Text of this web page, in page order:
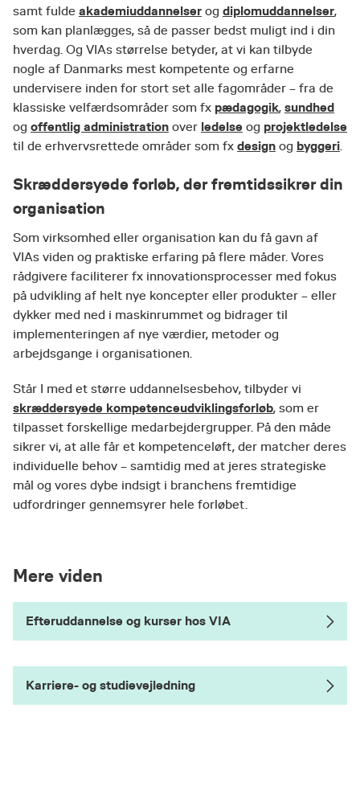
samt fulde akademiuddannelser og diplomuddannelser,
som kan planlægges, så de passer bedst muligt ind i din
hverdag. Og VIAs størrelse betyder, at vi kan tilbyde
nogle af Danmarks mest kompetente og erfarne
undervisere inden for stort set alle fagområder – fra de
klassiske velfærdsområder som fx pædagogik, sundhed
og offentlig administration over ledelse og projektledelse
til de erhvervsrettede områder som fx design og byggeri.
Skræddersyede forløb, der fremtidssikrer din
organisation
Som virksomhed eller organisation kan du få gavn af
VIAs viden og praktiske erfaring på flere måder. Vores
rådgivere faciliterer fx innovationsprocesser med fokus
på udvikling af helt nye koncepter eller produkter – eller
dykker med ned i maskinrummet og bidrager til
implementeringen af nye værdier, metoder og
arbejdsgange i organisationen.
Står I med et større uddannelsesbehov, tilbyder vi
skræddersyede kompetenceudviklingsforløb, som er
tilpasset forskellige medarbejdergrupper. På den måde
sikrer vi, at alle får et kompetenceløft, der matcher deres
individuelle behov – samtidig med at jeres strategiske
mål og vores dybe indsigt i branchens fremtidige
udfordringer gennemsyrer hele forløbet.
Mere viden
Efteruddannelse og kurser hos VIA
Karriere- og studievejledning